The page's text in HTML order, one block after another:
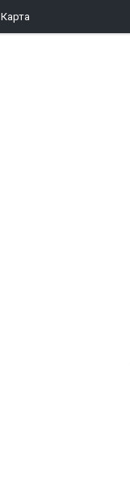
Карта